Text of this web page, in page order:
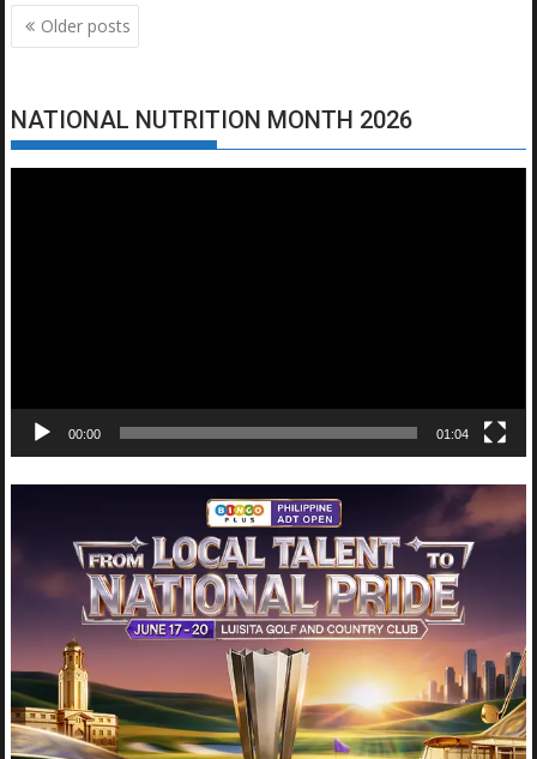
Posts
navigation
Older posts
NATIONAL NUTRITION MONTH 2026
00:00 01:04